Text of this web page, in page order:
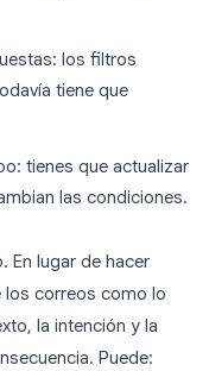
los filtros
tiene que
tienes que actualizar
las condiciones.
En lugar de hacer
los correos como lo
la intención y la
Puede: